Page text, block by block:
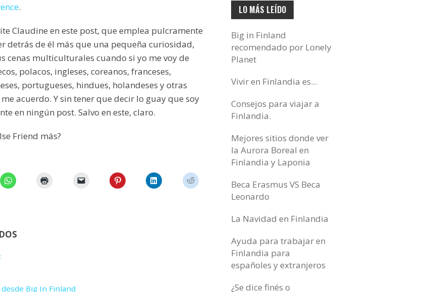
.
Claudine en este post, que emplea pulcramente
detrás de él más que una pequeña curiosidad,
cenas multiculturales cuando si yo me voy de
polacos, ingleses, coreanos, franceses,
portugueses, hindues, holandeses y otras
acuerdo. Y sin tener que decir lo guay que soy
en ningún post. Salvo en este, claro.
Friend más?
Big In Finland
LO MÁS LEÍDO
Big in Finland
recomendado por Lonely
Planet
Vivir en Finlandia es...
Consejos para viajar a
Finlandia.
Mejores sitios donde ver
la Aurora Boreal en
Finlandia y Laponia
Beca Erasmus VS Beca
Leonardo
La Navidad en Finlandia
Ayuda para trabajar en
Finlandia para
españoles y extranjeros
¿Se dice finés o